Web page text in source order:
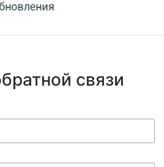
связи